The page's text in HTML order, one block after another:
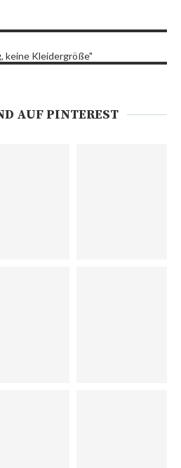
keine Kleidergröße"
AUF PINTEREST